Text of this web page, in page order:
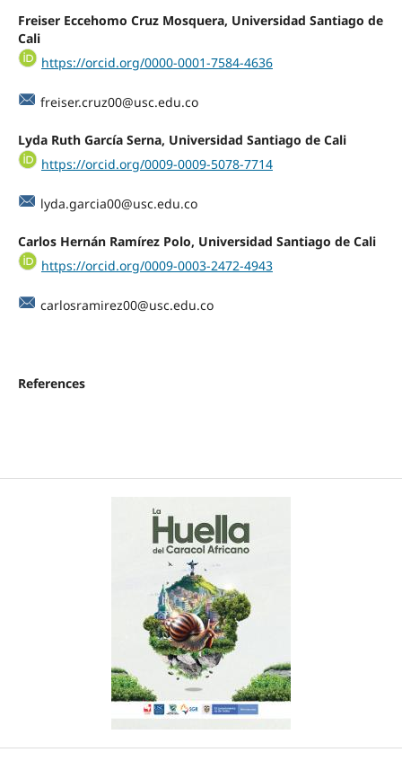
Freiser Eccehomo Cruz Mosquera, Universidad Santiago de
Cali
https://orcid.org/0000-0001-7584-4636
freiser.cruz00@usc.edu.co
Lyda Ruth García Serna, Universidad Santiago de Cali
https://orcid.org/0009-0009-5078-7714
lyda.garcia00@usc.edu.co
Carlos Hernán Ramírez Polo, Universidad Santiago de Cali
https://orcid.org/0009-0003-2472-4943
carlosramirez00@usc.edu.co
References